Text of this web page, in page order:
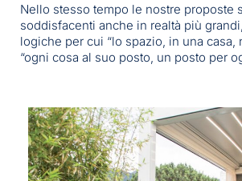
Nello stesso tempo le nostre proposte
soddisfacenti anche in realtà più
logiche per cui “lo spazio, in una casa,
“ogni cosa al suo posto, un posto per